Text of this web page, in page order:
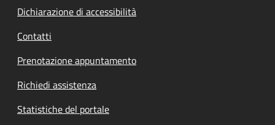
Dichiarazione di accessibilità
Contatti
Prenotazione appuntamento
Richiedi assistenza
Statistiche del portale